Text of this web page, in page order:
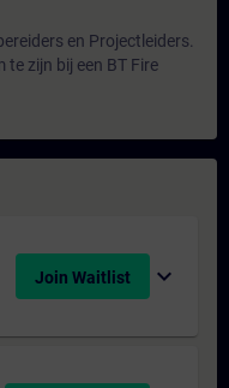
en Projectleiders.
te zijn bij een BT Fire
Join Waitlist expand_more